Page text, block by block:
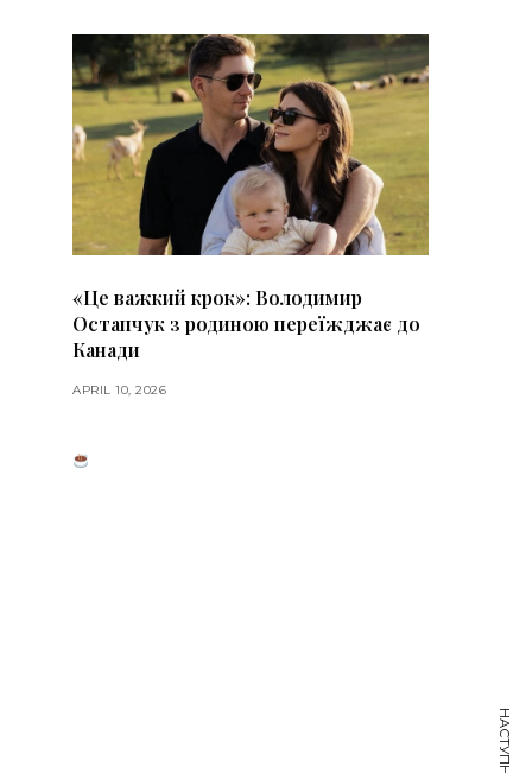
«Це важкий крок»: Володимир
Остапчук з родиною переїжджає до
Канади
APRIL 10, 2026